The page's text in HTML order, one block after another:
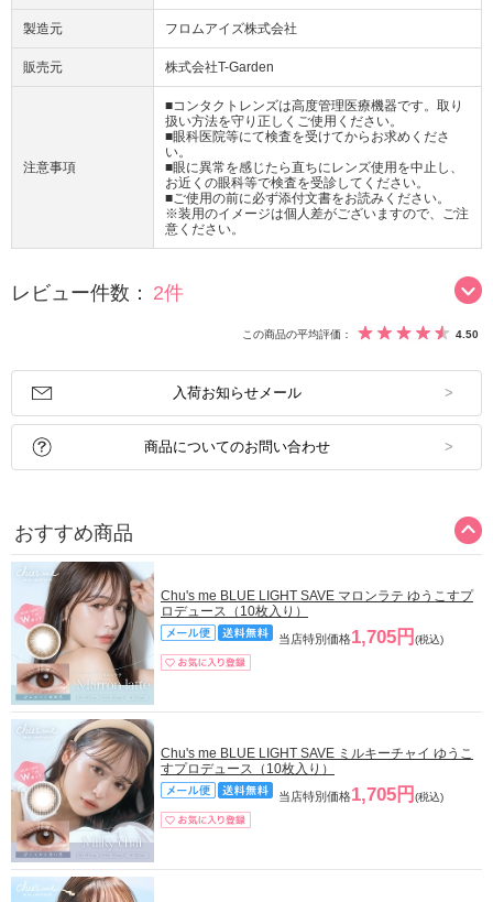
製造元 フロムアイズ株式会社
販売元 株式会社T-Garden
注意事項
■コンタクトレンズは高度管理医療機器です。取り
扱い方法を守り正しくご使用ください。
■眼科医院等にて検査を受けてからお求めくださ
い。
■眼に異常を感じたら直ちにレンズ使用を中止し、
お近くの眼科等で検査を受診してください。
■ご使用の前に必ず添付文書をお読みください。
※装用のイメージは個人差がございますので、ご注
意ください。
レビュー件数： 2件
この商品の平均評価： 4.50
入荷お知らせメール
商品についてのお問い合わせ
おすすめ商品
Chu's me BLUE LIGHT SAVE マロンラテ ゆうこすプ
ロデュース（10枚入り）
当店特別価格1,705円 (税込)
Chu's me BLUE LIGHT SAVE ミルキーチャイ ゆうこ
すプロデュース（10枚入り）
当店特別価格1,705円 (税込)